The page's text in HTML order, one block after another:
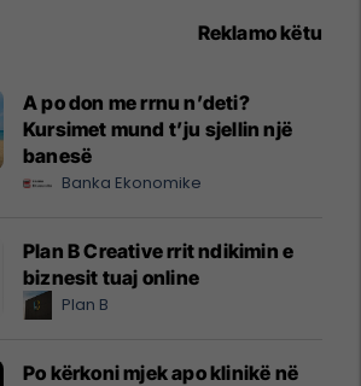
Reklamo këtu
A po don me rrnu n’deti?
Kursimet mund t’ju sjellin një
banesë
Banka Ekonomike
Plan B Creative rrit ndikimin e
biznesit tuaj online
Plan B
Po kërkoni mjek apo klinikë në